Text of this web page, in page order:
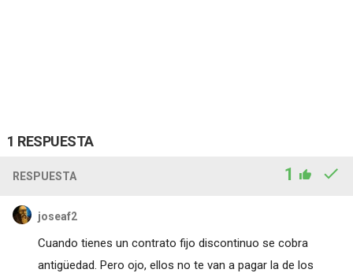
1 RESPUESTA
RESPUESTA 1
joseaf2
Cuando tienes un contrato fijo discontinuo se cobra
antigüedad. Pero ojo, ellos no te van a pagar la de los